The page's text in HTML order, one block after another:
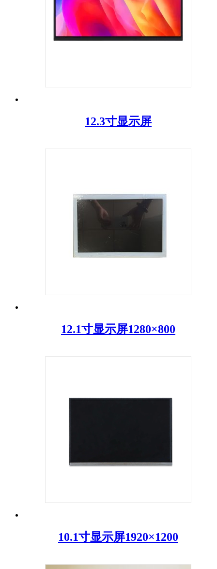
12.3寸显示屏
12.1寸显示屏1280×800
10.1寸显示屏1920×1200